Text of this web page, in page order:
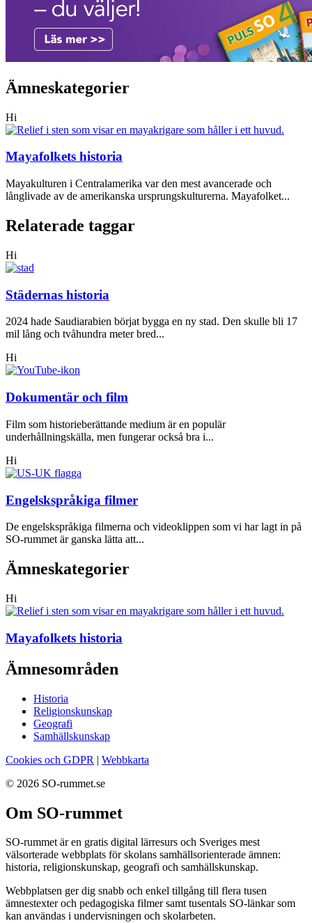
Ämneskategorier
Hi
Mayafolkets historia
Mayakulturen i Centralamerika var den mest avancerade och
långlivade av de amerikanska ursprungskulturerna. Mayafolket...
Relaterade taggar
Hi
Städernas historia
2024 hade Saudiarabien börjat bygga en ny stad. Den skulle bli 17
mil lång och tvåhundra meter bred...
Hi
Dokumentär och film
Film som historieberättande medium är en populär
underhållningskälla, men fungerar också bra i...
Hi
Engelskspråkiga filmer
De engelskspråkiga filmerna och videoklippen som vi har lagt in på
SO-rummet är ganska lätta att...
Ämneskategorier
Hi
Mayafolkets historia
Ämnesområden
Historia
Religionskunskap
Geografi
Samhällskunskap
Cookies och GDPR | Webbkarta
© 2026 SO-rummet.se
Om SO-rummet
SO-rummet är en gratis digital lärresurs och Sveriges mest
välsorterade webbplats för skolans samhällsorienterade ämnen:
historia, religionskunskap, geografi och samhällskunskap.
Webbplatsen ger dig snabb och enkel tillgång till flera tusen
ämnestexter och pedagogiska filmer samt tusentals SO-länkar som
kan användas i undervisningen och skolarbeten.